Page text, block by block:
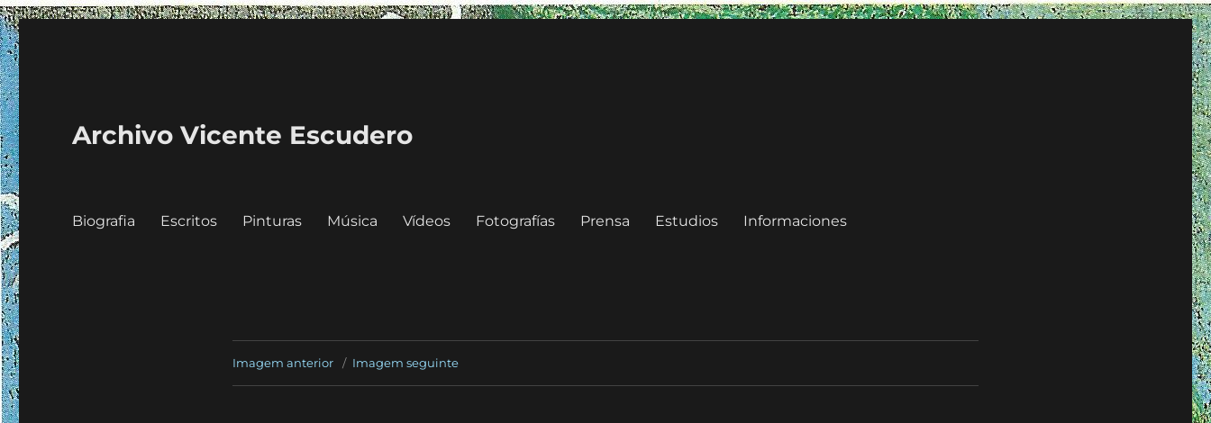
Archivo Vicente Escudero
Biografia Escritos Pinturas Música Vídeos Fotografías Prensa Estudios Informaciones
Imagem anterior Imagem seguinte